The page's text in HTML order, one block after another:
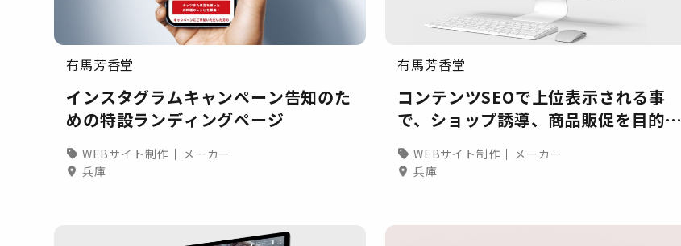
有馬芳香堂
インスタグラムキャンペーン告知のた
めの特設ランディングページ
WEBサイト制作
メーカー
兵庫
有馬芳香堂
コンテンツSEOで上位表示される事
で、ショップ誘導、商品販促を目的と
WEBサイト制作
メーカー
兵庫